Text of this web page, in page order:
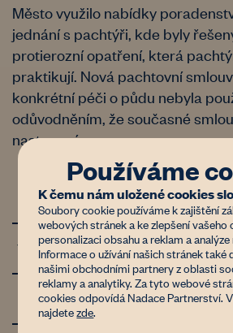
Město využilo nabídky
jednání s pachtýři, kde byly
protierozní opatření, která
praktikují. Nová pachtovní
konkrétní péči o půdu nebyla
odůvodněním, že současné
nastavené.
Doba pachtu a opatření pro
Výše pachtovného
Inflační doložka
Používáme
K čemu nám uložené cookies
Soubory cookie používáme k zajištění
webových stránek a ke zlepšení vašeho
personalizaci obsahu a reklam a
Informace o užívání našich stránek také
našimi obchodními partnery z oblasti
reklamy a analytiky. Za tyto webové
cookies odpovídá Nadace Partnerství.
najdetezde.